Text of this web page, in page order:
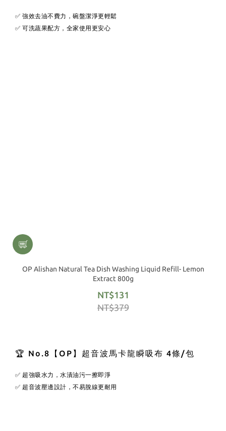
✅ 強效去油不費力，碗盤潔淨更輕鬆
✅ 可洗蔬果配方，全家使用更安心
OP Alishan Natural Tea Dish Washing Liquid Refill- Lemon
Extract 800g
NT$131
NT$379
🏆 No.8【OP】超音波馬卡龍瞬吸布 4條/包
✅ 超強吸水力，水漬油污一擦即淨
✅ 超音波壓邊設計，不易脫線更耐用